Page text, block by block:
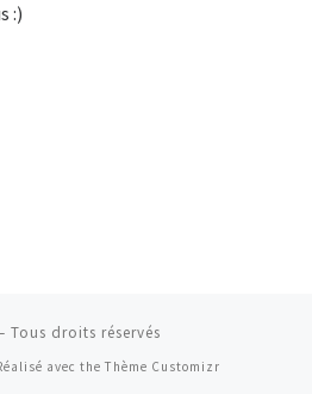
:)
Tous droits réservés
avec the Thème Customizr